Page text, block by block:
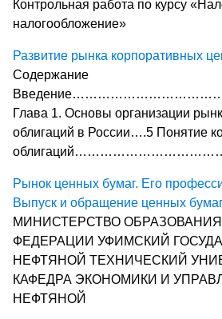
Контрольная работа по курсу
налогообложение»
Развитие рынка корпоративных
Содержание
Глава 1. Основы организации
облигаций в России….5 Понятие
Рынок ценных бумаг. Его
Выпуск и обращение ценных
МИНИСТЕРСТВО
ФЕДЕРАЦИИ УФИМСКИЙ
НЕФТЯНОЙ ТЕХНИЧЕСКИЙ
КАФЕДРА ЭКОНОМИКИ И
НЕФТЯНОЙ